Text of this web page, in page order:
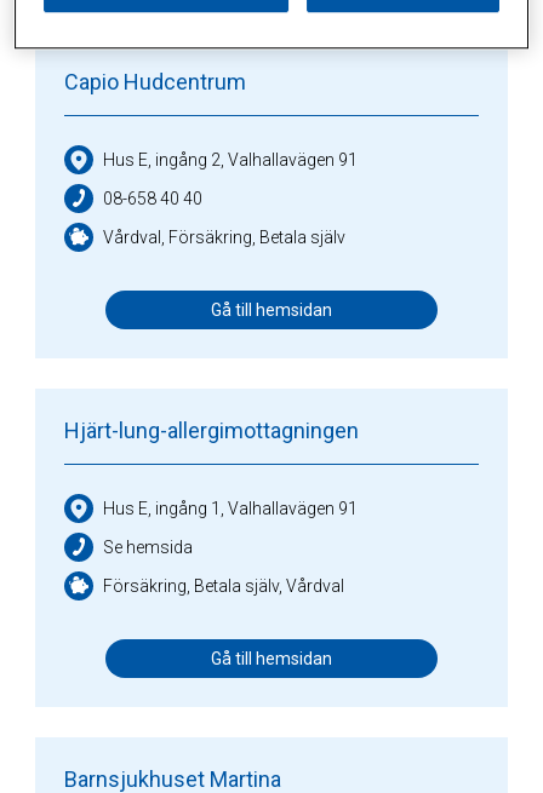
Capio Hudcentrum
Hus E, ingång 2, Valhallavägen 91
08-658 40 40
Vårdval, Försäkring, Betala själv
Gå till hemsidan
Hjärt-lung-allergimottagningen
Hus E, ingång 1, Valhallavägen 91
Se hemsida
Försäkring, Betala själv, Vårdval
Gå till hemsidan
Barnsjukhuset Martina